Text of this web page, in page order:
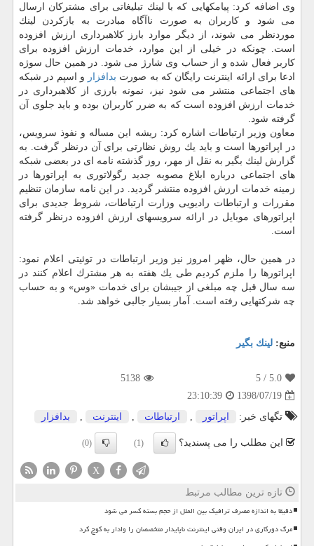
وی اضافه كرد: پیامكهایی كه با لینك تبلیغاتی برای مشتركان ارسال
می شود و كاربران به صورت ناآگاه مبادرت به بازكردن لینك
موردنظر می شوند، از دیگر موارد بارز كلاهبرداری ارزش افزوده
است. چونكه در خیلی از این موارد، خدمات ارزش افزوده برای
كاربر فعال شده و از حساب وی شارژ می شود. در همین حال سوژه
ادعا برای ارائه اینترنت رایگان كه به صورت بدافزار و اسپم در شبكه
های اجتماعی منتشر می شود نیز، نمونه بارزی از كلاهبرداری در
خدمات ارزش افزوده است كه به ضرر كاربران بوده و باید جلوی آن
گرفته شود.
معاون وزیر ارتباطات اشاره كرد: ریشه این مساله و نفوذ سرویس،
در اپراتورها است و باید یك روش نظارتی برای آن درنظر گرفت. به
گزارش لینك بگیر به نقل از مهر، روز گذشته نامه ای در بعضی شبكه
های اجتماعی درباره ابلاغ مصوبه جدید رگولاتوری به اپراتورها در
زمینه خدمات ارزش افزوده منتشر گردید. در این نامه سازمان تنظیم
مقررات و ارتباطات رادیویی وزارت ارتباطات، شروط جدیدی برای
اپراتورهای موبایل در ارائه سرویسهای ارزش افزوده درنظر گرفته
است.
در همین حال، ظهر امروز نیز وزیر ارتباطات در توئیتی اعلام نمود:
اپراتورها را ملزم كردیم طی یك هفته به هر مشترك اعلام كنند در
سه سال قبل چه مبلغی از جیبشان برای خدمات «وس» و به حساب
چه شركتهایی رفته است. آمار بسیار جالبی خواهد شد.
منبع: لینك بگیر
5.0
/ 5
5138
1398/07/19
23:10:39
تگهای خبر:
اپراتور , ارتباطات , اینترنت , بدافزار
این مطلب را می پسندید؟ (1)
(0)
X
تازه ترین مطالب مرتبط
دقیقا به اندازه مصرف ترافیک بین الملل از حجم بسته کسر می شود
مرگ دورکاری در ایران وقتی اینترنت ناپایدار متخصصان را وادار به کوچ کرد